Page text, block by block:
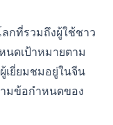
กที่รวมถึงผู้ใช้ชาว
ดเป้าหมายตาม
เยี่ยมชมอยู่ในจีน
มข้อกำหนดของ